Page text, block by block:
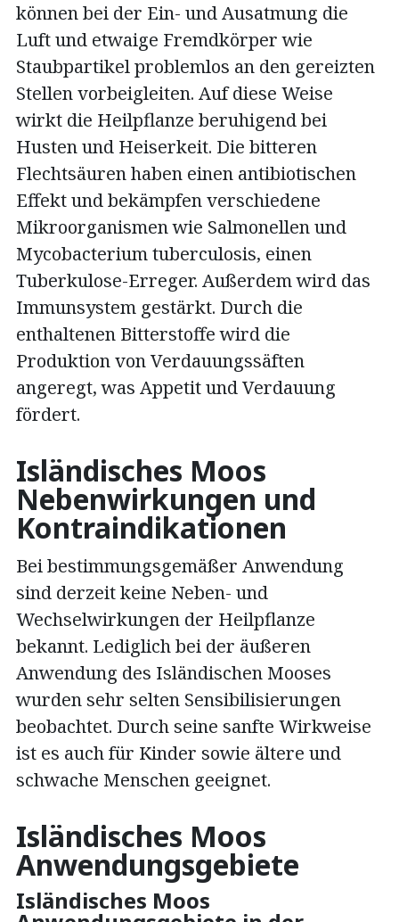
können bei der Ein- und Ausatmung die
Luft und etwaige Fremdkörper wie
Staubpartikel problemlos an den gereizten
Stellen vorbeigleiten. Auf diese Weise
wirkt die Heilpflanze beruhigend bei
Husten und Heiserkeit. Die bitteren
Flechtsäuren haben einen antibiotischen
Effekt und bekämpfen verschiedene
Mikroorganismen wie Salmonellen und
Mycobacterium tuberculosis, einen
Tuberkulose-Erreger. Außerdem wird das
Immunsystem gestärkt. Durch die
enthaltenen Bitterstoffe wird die
Produktion von Verdauungssäften
angeregt, was Appetit und Verdauung
fördert.
Isländisches Moos
Nebenwirkungen und
Kontraindikationen
Bei bestimmungsgemäßer Anwendung
sind derzeit keine Neben- und
Wechselwirkungen der Heilpflanze
bekannt. Lediglich bei der äußeren
Anwendung des Isländischen Mooses
wurden sehr selten Sensibilisierungen
beobachtet. Durch seine sanfte Wirkweise
ist es auch für Kinder sowie ältere und
schwache Menschen geeignet.
Isländisches Moos
Anwendungsgebiete
Isländisches Moos